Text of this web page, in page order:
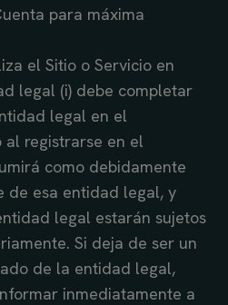
para máxima
el Sitio o Servicio en
legal (i) debe completar
legal en el
registrarse en el
como debidamente
de esa entidad legal, y
legal estarán sujetos
Si deja de ser un
de la entidad legal,
inmediatamente a